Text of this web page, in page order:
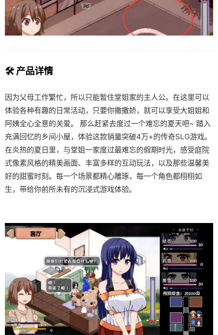
🛠️ 产品详情
因为父母工作繁忙，所以只能暂住堂姐家的主人公。在这里可以
体验各种有趣的日常活动，只要你撒撒娇，就可以享受大姐姐和
阿姨全心全意的关爱。 那么赶紧去度过一个难忘的夏天吧~ 踏入
充满回忆的乡间小屋，体验这款销量突破4万+的传奇SLG游戏。
在炎热的夏日里，与堂姐一家度过最难忘的假期时光，感受庭院
式像素风格的精美画面、丰富多样的互动玩法，以及那些温馨美
好的甜蜜时刻。每一个场景都精心雕琢，每一个角色都栩栩如
生，带给你前所未有的沉浸式游戏体验。